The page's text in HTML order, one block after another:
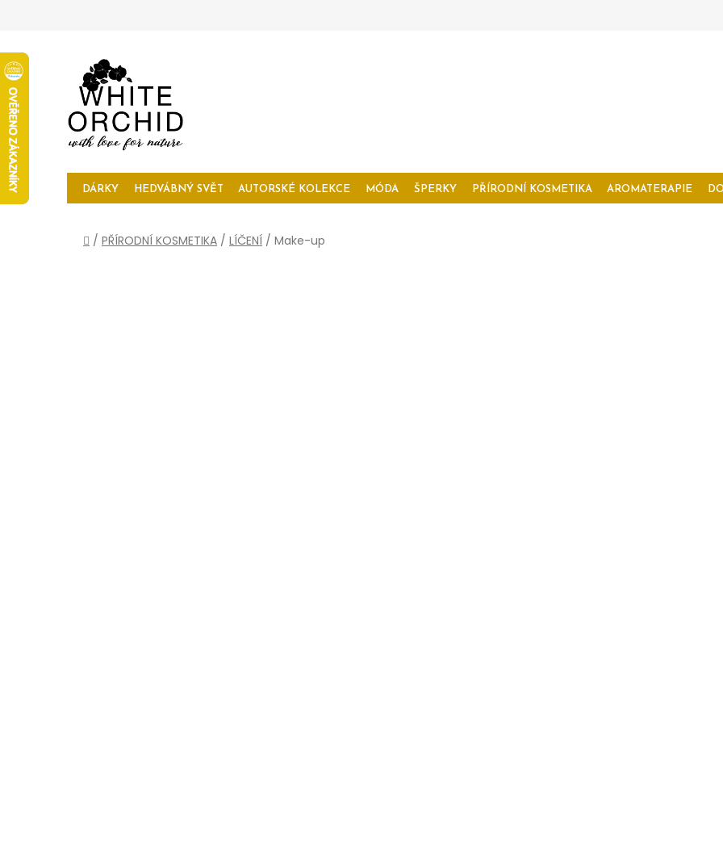
DÁRKY HEDVÁBNÝ SVĚT AUTORSKÉ KOLEKCE MÓDA ŠPERKY PŘÍRODNÍ KOSMETIKA AROMATERAPIE
Domů
/ PŘÍRODNÍ KOSMETIKA / LÍČENÍ / Make-up